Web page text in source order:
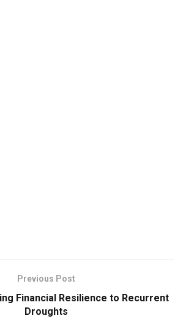
Previous Post
Financial Resilience to Recurrent
Droughts